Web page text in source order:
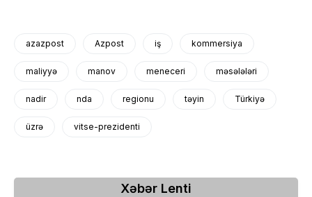
azazpost Azpost iş kommersiya
maliyyə manov meneceri məsələləri
nadir nda regionu təyin Türkiyə
üzrə vitse-prezidenti
Xəbər Lenti